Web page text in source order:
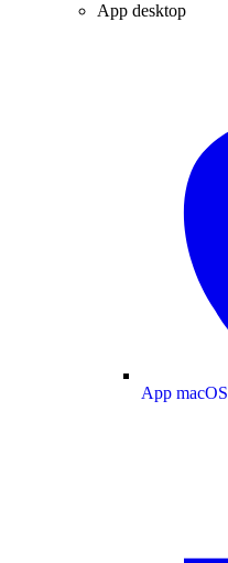
App desktop
App macOS